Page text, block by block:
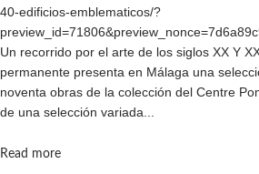
40-edificios-emblematicos/?
Un recorrido por el arte de los siglos XX Y
permanente presenta en Málaga una
noventa obras de la colección del Centre
de una selección variada...
Read moreDetails